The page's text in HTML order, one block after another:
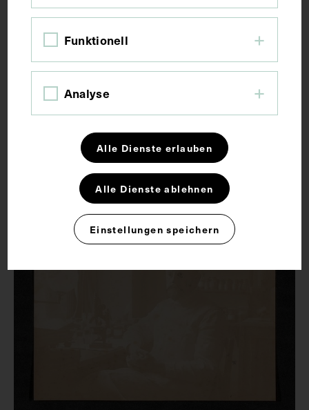
Josef Kyrle an seinem Arbeitstisch
Funktionell
Analyse
Alle Dienste erlauben
Alle Dienste ablehnen
Einstellungen speichern